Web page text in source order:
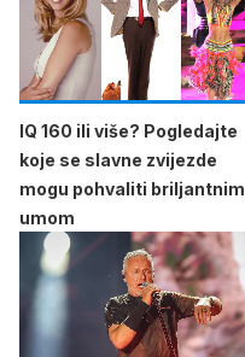
IQ 160 ili više? Pogledajte
koje se slavne zvijezde
mogu pohvaliti briljantnim
umom